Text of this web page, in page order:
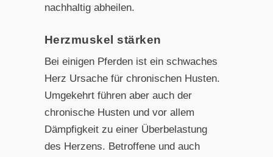
nachhaltig abheilen.
Herzmuskel stärken
Bei einigen Pferden ist ein schwaches
Herz Ursache für chronischen Husten.
Umgekehrt führen aber auch der
chronische Husten und vor allem
Dämpfigkeit zu einer Überbelastung
des Herzens. Betroffene und auch